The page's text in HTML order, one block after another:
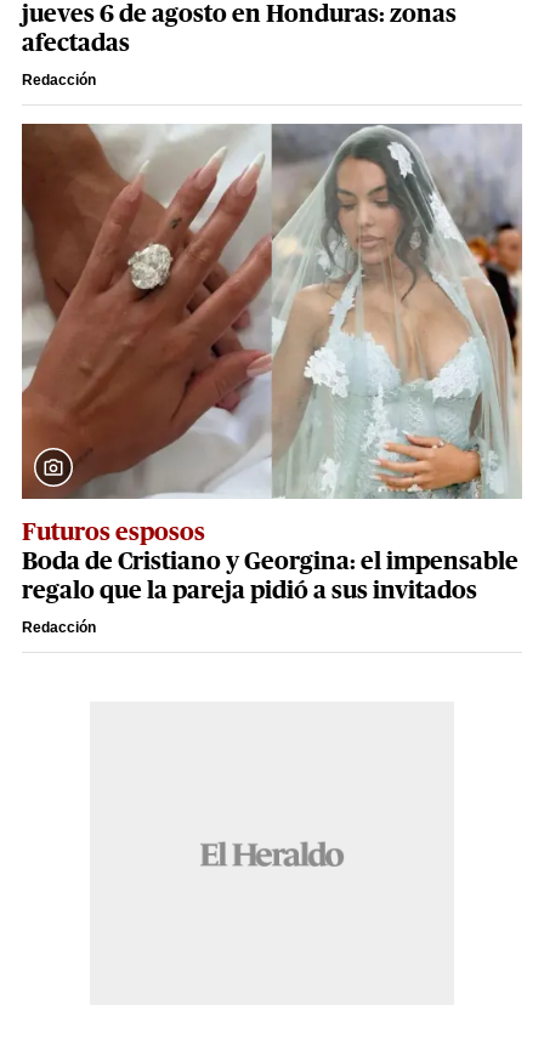
jueves 6 de agosto en Honduras: zonas
afectadas
Redacción
Futuros esposos
Boda de Cristiano y Georgina: el impensable
regalo que la pareja pidió a sus invitados
Redacción